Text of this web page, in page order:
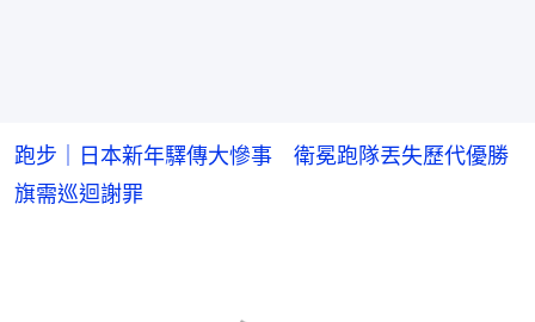
跑步｜日本新年驛傳大慘事 衛冕跑隊丟失歷代優勝
旗需巡迴謝罪